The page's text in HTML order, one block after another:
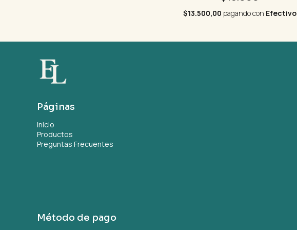
$13.500,00 pagando con Efectivo
Páginas
Inicio
Productos
Preguntas Frecuentes
Método de pago